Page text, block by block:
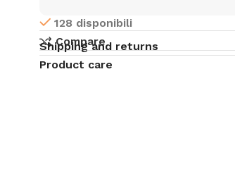
128 disponibili
Compare
Shipping and returns
Product care